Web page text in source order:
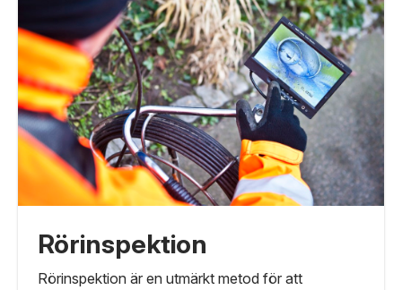
Rörinspektion
Rörinspektion är en utmärkt metod för att